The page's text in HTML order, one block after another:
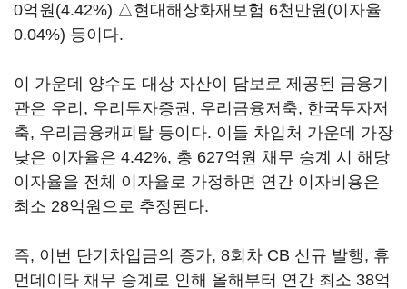
0억원(4.42%) △현대해상화재보험 6천만원(이자율
0.04%) 등이다.
이 가운데 양수도 대상 자산이 담보로 제공된 금융기
관은 우리, 우리투자증권, 우리금융저축, 한국투자저
축, 우리금융캐피탈 등이다. 이들 차입처 가운데 가장
낮은 이자율은 4.42%, 총 627억원 채무 승계 시 해당
이자율을 전체 이자율로 가정하면 연간 이자비용은
최소 28억원으로 추정된다.
즉, 이번 단기차입금의 증가, 8회차 CB 신규 발행, 휴
먼데이타 채무 승계로 인해 올해부터 연간 최소 38억